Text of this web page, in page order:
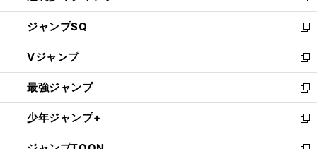
し
い
ウ
ィ
ン
ド
ウ
で
開
ジャンプSQ
新
し
い
ウ
ィ
ン
ド
ウ
Vジャンプ
新
し
い
ウ
ィ
ン
最強ジャンプ
新
し
い
ウ
少年ジャンプ+
新
し